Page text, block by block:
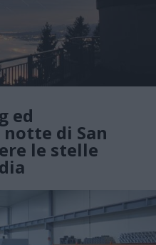
ed
di San
le stelle